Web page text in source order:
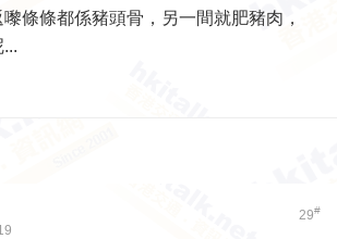
條條都係豬頭骨，另一間就肥豬肉，
29#